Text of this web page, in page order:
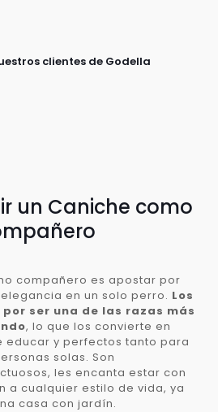
clientes de Godella
un Caniche como
compañero es apostar por
en un solo perro. Los
ser una de las razas más
, lo que los convierte en
educar y perfectos tanto para
solas. Son
les encanta estar con
a cualquier estilo de vida, ya
casa con jardín.